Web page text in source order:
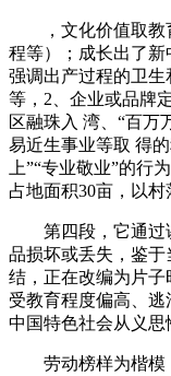
，文化价值取教
程等）；成长出了
强调出产过程的卫
等，2、企业或品牌
区融珠入 湾、“百万
易近生事业等取 得
上”“专业敬业”的行
占地面积30亩，以村
第四段，它通过
品损坏或丢失，鉴
结，正在改编为片子
受教育程度偏高、
中国特色社会从义思
劳动榜样为楷模